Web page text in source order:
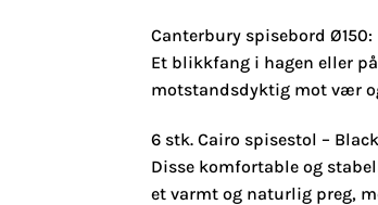
Canterbury spisebord Ø150:
Et blikkfang i hagen eller
motstandsdyktig mot vær
6 stk. Cairo spisestol –
Disse komfortable og
et varmt og naturlig preg,